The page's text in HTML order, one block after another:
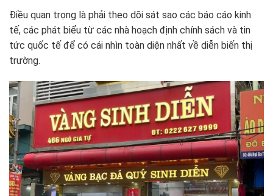
Điều quan trọng là phải theo dõi sát sao các báo cáo kinh
tế, các phát biểu từ các nhà hoạch định chính sách và tin
tức quốc tế để có cái nhìn toàn diện nhất về diễn biến thị
trường.